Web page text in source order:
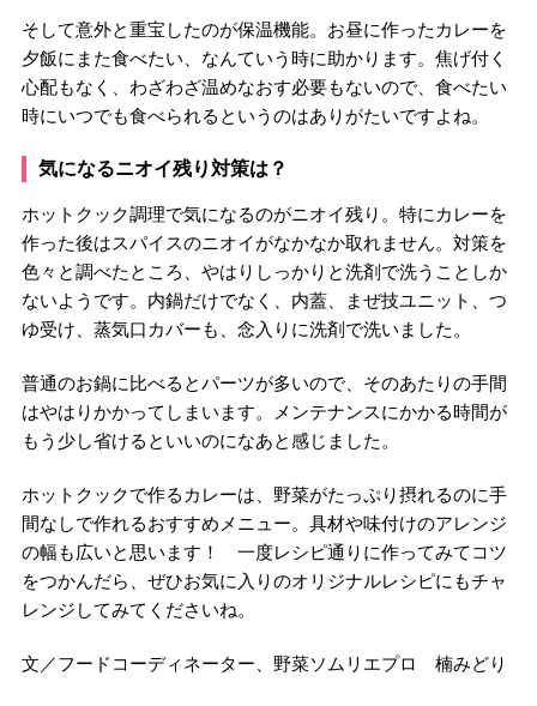
そして意外と重宝したのが保温機能。お昼に作ったカレーを
夕飯にまた食べたい、なんていう時に助かります。焦げ付く
心配もなく、わざわざ温めなおす必要もないので、食べたい
時にいつでも食べられるというのはありがたいですよね。
気になるニオイ残り対策は？
ホットクック調理で気になるのがニオイ残り。特にカレーを
作った後はスパイスのニオイがなかなか取れません。対策を
色々と調べたところ、やはりしっかりと洗剤で洗うことしか
ないようです。内鍋だけでなく、内蓋、まぜ技ユニット、つ
ゆ受け、蒸気口カバーも、念入りに洗剤で洗いました。
普通のお鍋に比べるとパーツが多いので、そのあたりの手間
はやはりかかってしまいます。メンテナンスにかかる時間が
もう少し省けるといいのになあと感じました。
ホットクックで作るカレーは、野菜がたっぷり摂れるのに手
間なしで作れるおすすめメニュー。具材や味付けのアレンジ
の幅も広いと思います！ 一度レシピ通りに作ってみてコツ
をつかんだら、ぜひお気に入りのオリジナルレシピにもチャ
レンジしてみてくださいね。
文／フードコーディネーター、野菜ソムリエプロ 楠みどり